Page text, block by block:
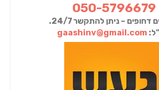
050-5796679
דחופים – ניתן להתקשר 24/7.
gaashinv@gmail.com